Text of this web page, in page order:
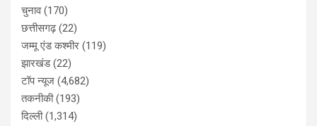
चुनाव(170)
छत्तीसगढ़(22)
जम्मू एंड कश्मीर (119)
झारखंड(22)
टॉप न्यूज (4,682)
तकनीकी(193)
दिल्ली(1,314)